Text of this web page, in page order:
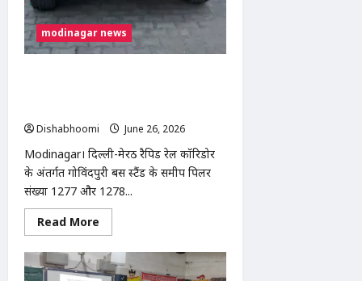
modinagar news
Dishabhoomi
June 26, 2026
Modinagar। दिल्ली-मेरठ रैपिड रेल कॉरिडोर
के अंतर्गत गोविंदपुरी बस स्टैंड के समीप पिलर
संख्या 1277 और 1278...
Read More
more
Modinagar:
गोविंदपुरी
बस